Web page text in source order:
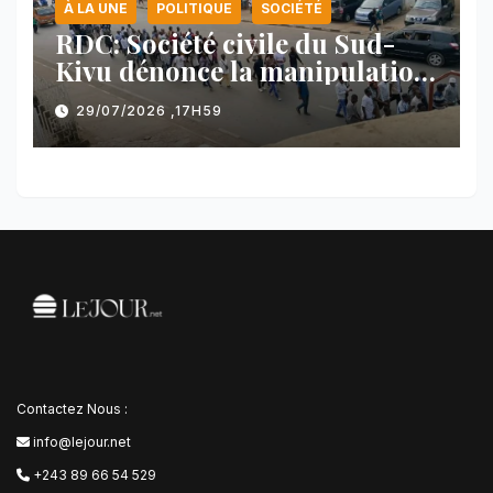
À LA UNE POLITIQUE SOCIÉTÉ
RDC: Société civile du Sud-
Kivu dénonce la manipulation
des manifestations par
l’AFC/M23
29/07/2026 ,17H59
Contactez Nous :
info@lejour.net
+243 89 66 54 529